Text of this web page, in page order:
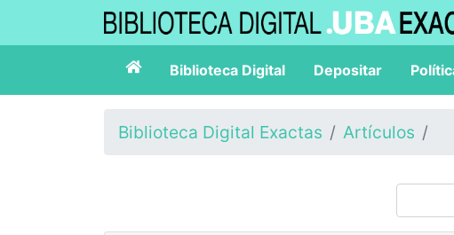
Biblioteca Digital Depositar
Biblioteca Digital Exactas Artículos